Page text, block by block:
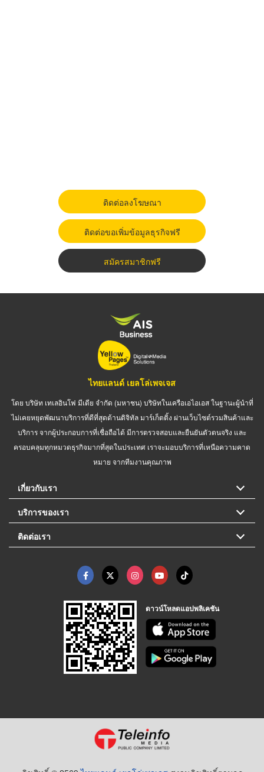
ติดต่อลงโฆษณา
ติดต่อขอเพิ่มข้อมูลธุรกิจฟรี
สมัครสมาชิกฟรี
ไทยแลนด์ เยลโล่เพจเจส
โดย บริษัท เทเลอินโฟ มีเดีย จำกัด (มหาชน) บริษัทในเครือเอไอเอส ในฐานะผู้นำที่
ไม่เคยหยุดพัฒนาบริการที่ดีที่สุดด้านดิจิทัล มาร์เก็ตติ้ง ผ่านเว็บไซต์รวมสินค้าและ
บริการ จากผู้ประกอบการที่เชื่อถือได้ มีการตรวจสอบและยืนยันตัวตนจริง และ
ครอบคลุมทุกหมวดธุรกิจมากที่สุดในประเทศ เราจะมอบบริการที่เหนือความคาด
หมาย จากทีมงานคุณภาพ
เกี่ยวกับเรา
บริการของเรา
ติดต่อเรา
ดาวน์โหลดแอปพลิเคชัน